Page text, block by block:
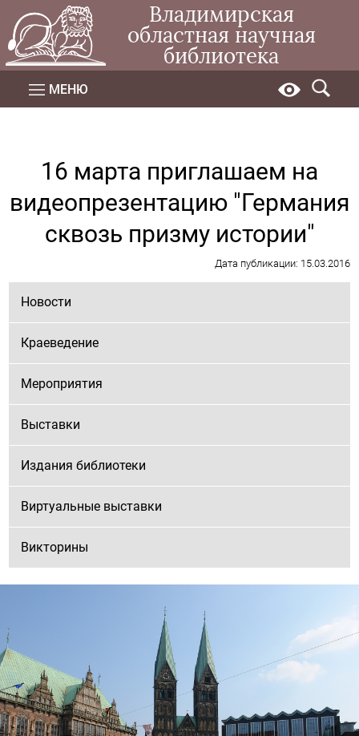
Владимирская
областная научная
библиотека
МЕНЮ
16 марта приглашаем на
видеопрезентацию "Германия
сквозь призму истории"
Дата публикации: 15.03.2016
Новости
Краеведение
Мероприятия
Выставки
Издания библиотеки
Виртуальные выставки
Викторины